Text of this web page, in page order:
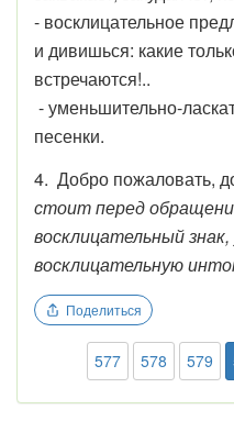
- восклицательное
и дивишься: какие
встречаются!..
- уменьшительно-
песенки.
4. Добро пожаловать,
стоит перед
восклицательный
восклицательную
Поделиться
577 578 579